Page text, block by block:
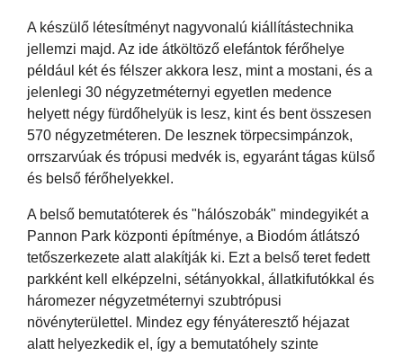
A készülő létesítményt nagyvonalú kiállítástechnika
jellemzi majd. Az ide átköltöző elefántok férőhelye
például két és félszer akkora lesz, mint a mostani, és a
jelenlegi 30 négyzetméternyi egyetlen medence
helyett négy fürdőhelyük is lesz, kint és bent összesen
570 négyzetméteren. De lesznek törpecsimpánzok,
orrszarvúak és trópusi medvék is, egyaránt tágas külső
és belső férőhelyekkel.
A belső bemutatóterek és "hálószobák" mindegyikét a
Pannon Park központi építménye, a Biodóm átlátszó
tetőszerkezete alatt alakítják ki. Ezt a belső teret fedett
parkként kell elképzelni, sétányokkal, állatkifutókkal és
háromezer négyzetméternyi szubtrópusi
növényterülettel. Mindez egy fényáteresztő héjazat
alatt helyezkedik el, így a bemutatóhely szinte